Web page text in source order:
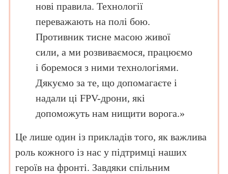
нові правила. Технології
переважають на полі бою.
Противник тисне масою живої
сили, а ми розвиваємося, працюємо
і боремося з ними технологіями.
Дякуємо за те, що допомагаєте і
надали ці FPV-дрони, які
допоможуть нам нищити ворога.»
Це лише один із прикладів того, як важлива
роль кожного із нас у підтримці наших
героїв на фронті. Завдяки спільним